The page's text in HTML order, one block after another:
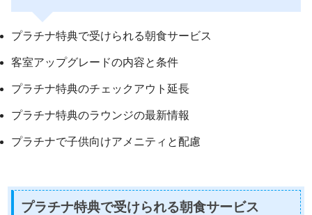
プラチナ特典で受けられる朝食サービス
客室アップグレードの内容と条件
プラチナ特典のチェックアウト延長
プラチナ特典のラウンジの最新情報
プラチナで子供向けアメニティと配慮
プラチナ特典で受けられる朝食サービス